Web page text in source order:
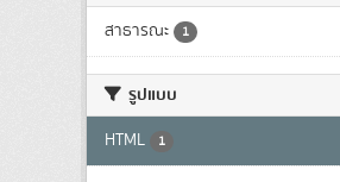
สาธารณะ 1
รูปแบบ
HTML 1